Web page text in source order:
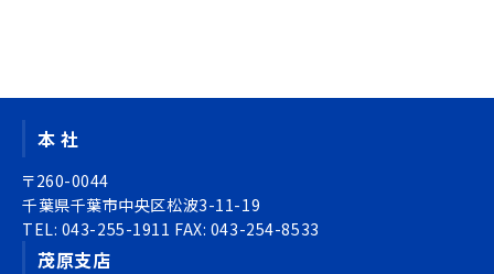
ョ
ビ
ー
シ
ョ
ン
本 社
〒260-0044
千葉県千葉市中央区松波3-11-19
TEL: 043-255-1911 FAX: 043-254-8533
茂原支店